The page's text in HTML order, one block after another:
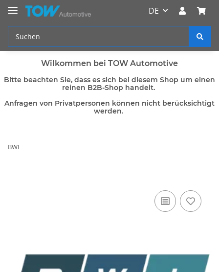
DE
Wilkommen bei TOW Automotive
Bitte beachten Sie, dass es sich bei diesem Shop um einen
reinen B2B-Shop handelt.
Anfragen von Privatpersonen können nicht berücksichtigt
werden.
BWI